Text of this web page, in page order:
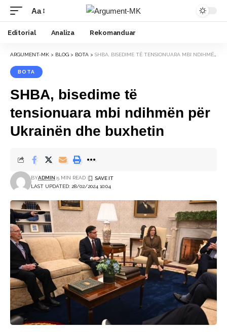
Font
Resizer
Aa
Editorial Analiza Rekomanduar
ARGUMENT-MK > BLOG > BOTA > SHBA, BISEDIME TË TENSIONUARA MBI NDIHMËN PËR UKRAINËN DHE BUXHETIN
BOTA
SHBA, bisedime të
tensionuara mbi ndihmën për
Ukrainën dhe buxhetin
LAST UPDATED: 28/02/2024 10:04
BYADMIN 5 MIN READ